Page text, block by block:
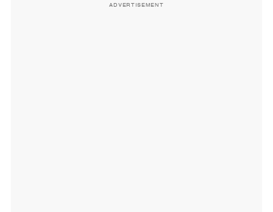
ADVERTISEMENT